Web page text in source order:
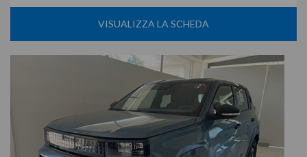
VISUALIZZA LA SCHEDA